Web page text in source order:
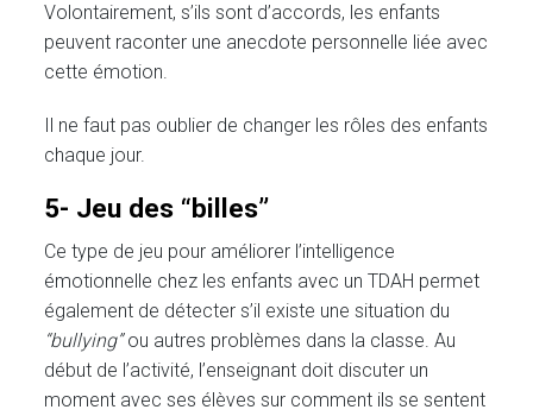
Volontairement, s’ils sont d’accords, les enfants
peuvent raconter une anecdote personnelle liée avec
cette émotion.
Il ne faut pas oublier de changer les rôles des enfants
chaque jour.
5- Jeu des “billes”
Ce type de jeu pour améliorer l’intelligence
émotionnelle chez les enfants avec un TDAH permet
également de détecter s’il existe une situation du
“bullying”ou autres problèmes dans la classe. Au
début de l’activité, l’enseignant doit discuter un
moment avec ses élèves sur comment ils se sentent